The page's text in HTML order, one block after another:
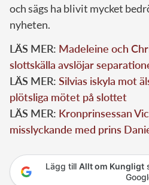
och sägs ha blivit mycket
nyheten.
LÄS MER: Madeleine och
slottskälla avslöjar
LÄS MER: Silvias iskyla mot
plötsliga mötet på slottet
LÄS MER: Kronprinsessan
misslyckande med prins
Lägg till Allt om Kungligt